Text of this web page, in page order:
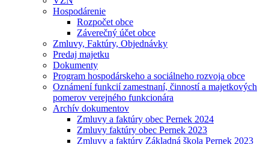
Hospodárenie
Rozpočet obce
Záverečný účet obce
Zmluvy, Faktúry, Objednávky
Predaj majetku
Dokumenty
Program hospodárskeho a sociálneho rozvoja obce
Oznámení funkcií zamestnaní, činností a majetkových
pomerov verejného funkcionára
Archív dokumentov
Zmluvy a faktúry obec Pernek 2024
Zmluvy faktúry obec Pernek 2023
Zmluvy a faktúry Základná škola Pernek 2023